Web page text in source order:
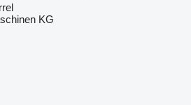
KG